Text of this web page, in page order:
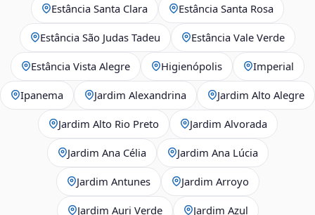
Estância Santa Clara Estância Santa Rosa
Estância São Judas Tadeu Estância Vale Verde
Estância Vista Alegre Higienópolis Imperial
Ipanema Jardim Alexandrina Jardim Alto Alegre
Jardim Alto Rio Preto Jardim Alvorada
Jardim Ana Célia Jardim Ana Lúcia
Jardim Antunes Jardim Arroyo
Jardim Auri Verde Jardim Azul